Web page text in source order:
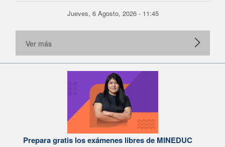
Jueves, 6 Agosto, 2026 - 11:45
Ver más
Prepara gratis los exámenes libres de MINEDUC